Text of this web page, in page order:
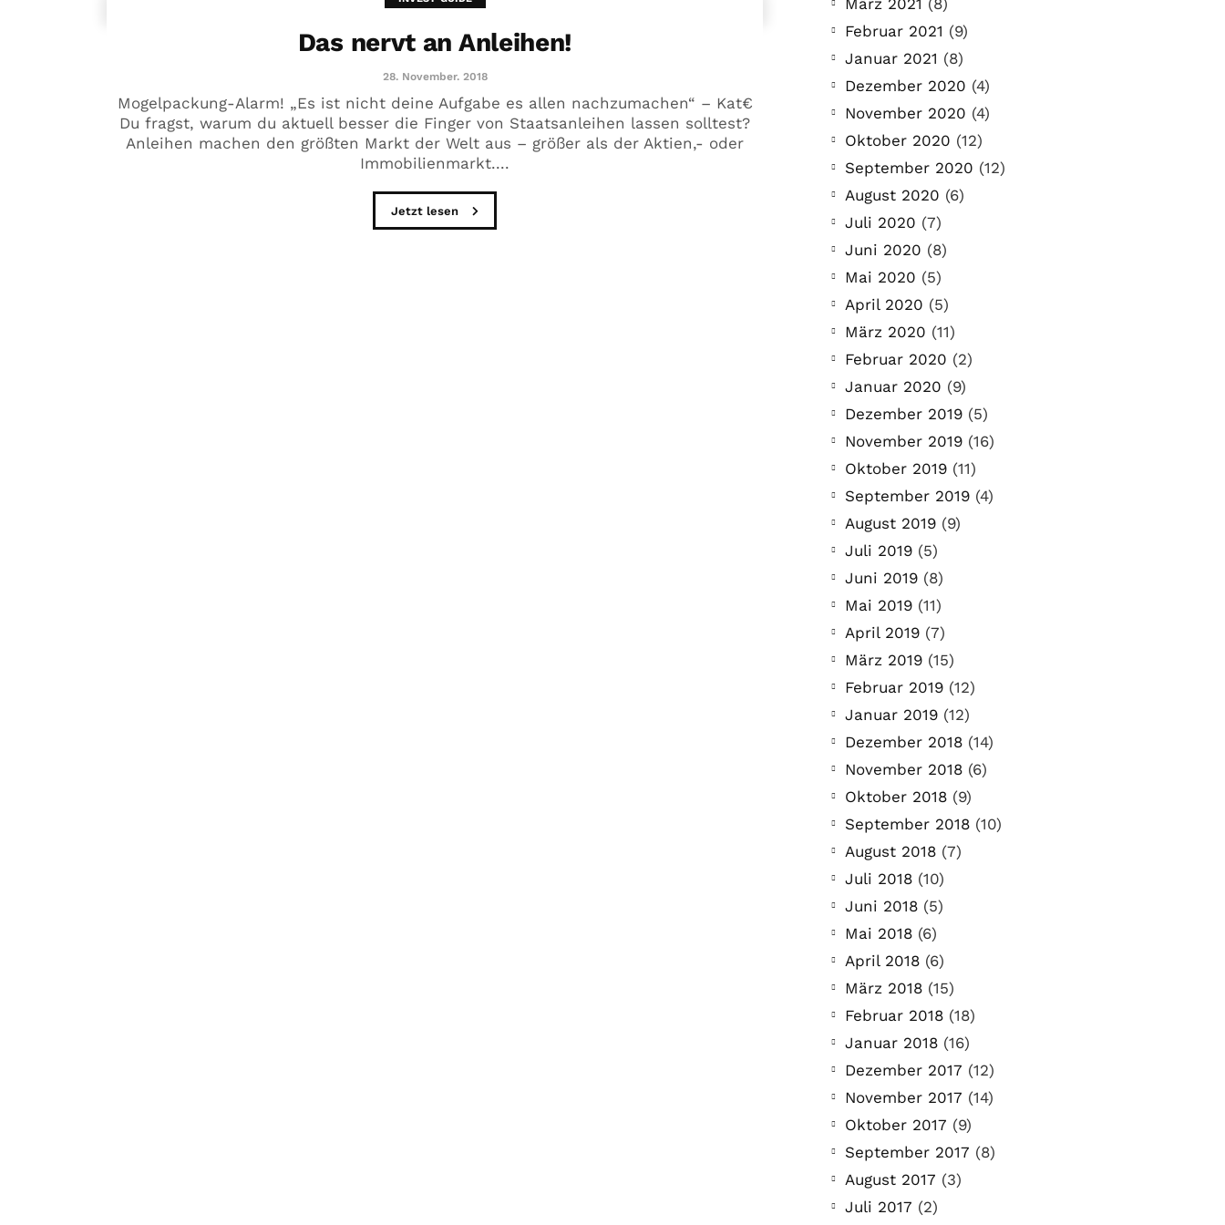
Das nervt an Anleihen!
28. November. 2018
Mogelpackung-Alarm! „Es ist nicht deine Aufgabe es allen nachzumachen“ – Kat€
Du fragst, warum du aktuell besser die Finger von Staatsanleihen lassen solltest?
Anleihen machen den größten Markt der Welt aus – größer als der Aktien,- oder
Immobilienmarkt....
Jetzt lesen
März 2021 (8)
Februar 2021 (9)
Januar 2021 (8)
Dezember 2020 (4)
November 2020 (4)
Oktober 2020 (12)
September 2020 (12)
August 2020 (6)
Juli 2020 (7)
Juni 2020 (8)
Mai 2020 (5)
April 2020 (5)
März 2020 (11)
Februar 2020 (2)
Januar 2020 (9)
Dezember 2019 (5)
November 2019 (16)
Oktober 2019 (11)
September 2019 (4)
August 2019 (9)
Juli 2019 (5)
Juni 2019 (8)
Mai 2019 (11)
April 2019 (7)
März 2019 (15)
Februar 2019 (12)
Januar 2019 (12)
Dezember 2018 (14)
November 2018 (6)
Oktober 2018 (9)
September 2018 (10)
August 2018 (7)
Juli 2018 (10)
Juni 2018 (5)
Mai 2018 (6)
April 2018 (6)
März 2018 (15)
Februar 2018 (18)
Januar 2018 (16)
Dezember 2017 (12)
November 2017 (14)
Oktober 2017 (9)
September 2017 (8)
August 2017 (3)
Juli 2017 (2)